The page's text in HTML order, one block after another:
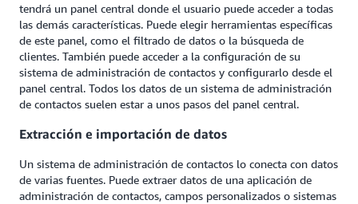
tendrá un panel central donde el usuario puede acceder a todas
las demás características. Puede elegir herramientas específicas
de este panel, como el filtrado de datos o la búsqueda de
clientes. También puede acceder a la configuración de su
sistema de administración de contactos y configurarlo desde el
panel central. Todos los datos de un sistema de administración
de contactos suelen estar a unos pasos del panel central.
Extracción e importación de datos
Un sistema de administración de contactos lo conecta con datos
de varias fuentes. Puede extraer datos de una aplicación de
administración de contactos, campos personalizados o sistemas